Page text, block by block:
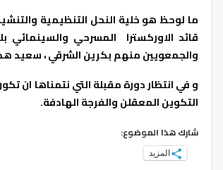
ما لوحظ هو خلية النحل التنظيمية
قائد الاوركسترا المسرحي والسينمائي
والجمعويين منهم بكرين الشرقي ، سعيد
و في انتظار دورة مقبلة التي نتمناها ان
التكوين المعقلن والفرجة الهادفة.
شارك هذا الموضوع:
المزيد